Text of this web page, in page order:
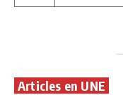
Articles en UNE